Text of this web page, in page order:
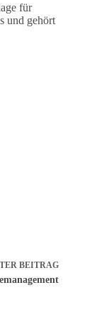
für
und gehört
BEITRAG